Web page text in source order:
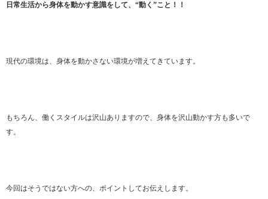
日常生活から身体を動かす意識をして、“動く”こと！！
現代の環境は、身体を動かさない環境が増えてきています。
もちろん、働くスタイルは沢山ありますので、身体を沢山動かす方も多いで
す。
今回はそうではない方への、ポイントしてお伝えします。